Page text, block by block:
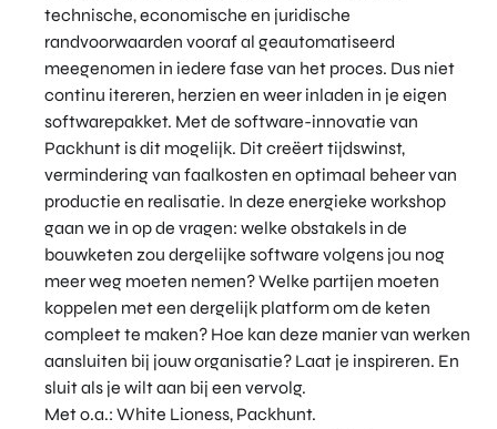
technische, economische en juridische
randvoorwaarden vooraf al geautomatiseerd
meegenomen in iedere fase van het proces. Dus niet
continu itereren, herzien en weer inladen in je eigen
softwarepakket. Met de software-innovatie van
Packhunt is dit mogelijk. Dit creëert tijdswinst,
vermindering van faalkosten en optimaal beheer van
productie en realisatie. In deze energieke workshop
gaan we in op de vragen: welke obstakels in de
bouwketen zou dergelijke software volgens jou nog
meer weg moeten nemen? Welke partijen moeten
koppelen met een dergelijk platform om de keten
compleet te maken? Hoe kan deze manier van werken
aansluiten bij jouw organisatie? Laat je inspireren. En
sluit als je wilt aan bij een vervolg.
Met o.a.: White Lioness, Packhunt.